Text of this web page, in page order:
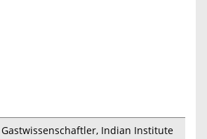
Gastwissenschaftler, Indian Institute